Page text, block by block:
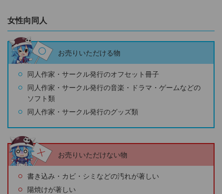
女性向同人
お売りいただける物
同人作家・サークル発行のオフセット冊子
同人作家・サークル発行の音楽・ドラマ・ゲームなどの
ソフト類
同人作家・サークル発行のグッズ類
お売りいただけない物
書き込み・カビ・シミなどの汚れが著しい
陽焼けが著しい